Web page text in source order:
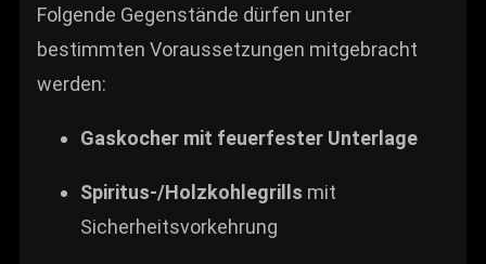
Folgende Gegenstände dürfen unter
bestimmten Voraussetzungen mitgebracht
werden:
Gaskocher mit feuerfester Unterlage
Spiritus-/Holzkohlegrills mit
Sicherheitsvorkehrung